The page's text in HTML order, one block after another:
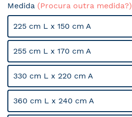
Medida (Procura outra medida?)
225 cm L x 150 cm A
255 cm L x 170 cm A
330 cm L x 220 cm A
360 cm L x 240 cm A